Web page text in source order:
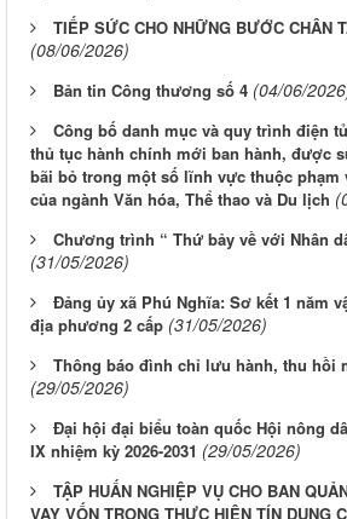
TIẾP SỨC CHO NHỮNG BƯỚC CHÂN
(08/06/2026)
Bản tin Công thương số 4 (04/06/
Công bố danh mục và quy trình điện
thủ tục hành chính mới ban hành, được
bãi bỏ trong một số lĩnh vực thuộc phạm
của ngành Văn hóa, Thể thao và Du lịch
Chương trình “ Thứ bảy về với Nhân
(31/05/2026)
Đảng ủy xã Phú Nghĩa: Sơ kết 1 năm
địa phương 2 cấp (31/05/2026)
Thông báo đình chỉ lưu hành, thu hồi
(29/05/2026)
Đại hội đại biểu toàn quốc Hội nông
IX nhiệm kỳ 2026-2031 (29/05/2026)
TẬP HUẤN NGHIỆP VỤ CHO BAN
VAY VỐN TRONG THỰC HIỆN TÍN DỤNG